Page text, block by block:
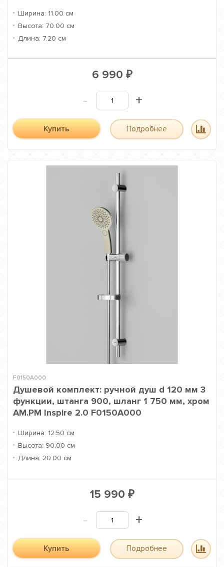
Ширина: 11.00 см
Высота: 70.00 см
Длина: 7.20 см
6 990 ₽
- +
Купить Подробнее
F0150A000
Душевой комплект: ручной душ d 120 мм 3
функции, штанга 900, шланг 1 750 мм, хром
AM.PM Inspire 2.0 F0150A000
Ширина: 12.50 см
Высота: 90.00 см
Длина: 20.00 см
15 990 ₽
- +
Купить Подробнее